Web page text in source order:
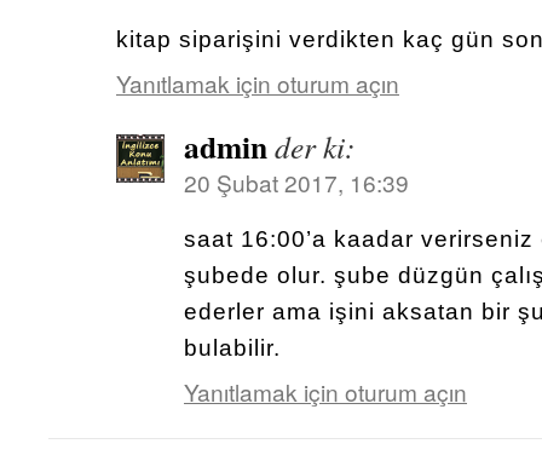
kitap siparişini verdikten kaç gün
Yanıtlamak için oturum açın
adminder ki:
20 Şubat 2017, 16:39
saat 16:00’a kaadar
şubede olur. şube düzgün
ederler ama işini aksatan bir
bulabilir.
Yanıtlamak için oturum açın